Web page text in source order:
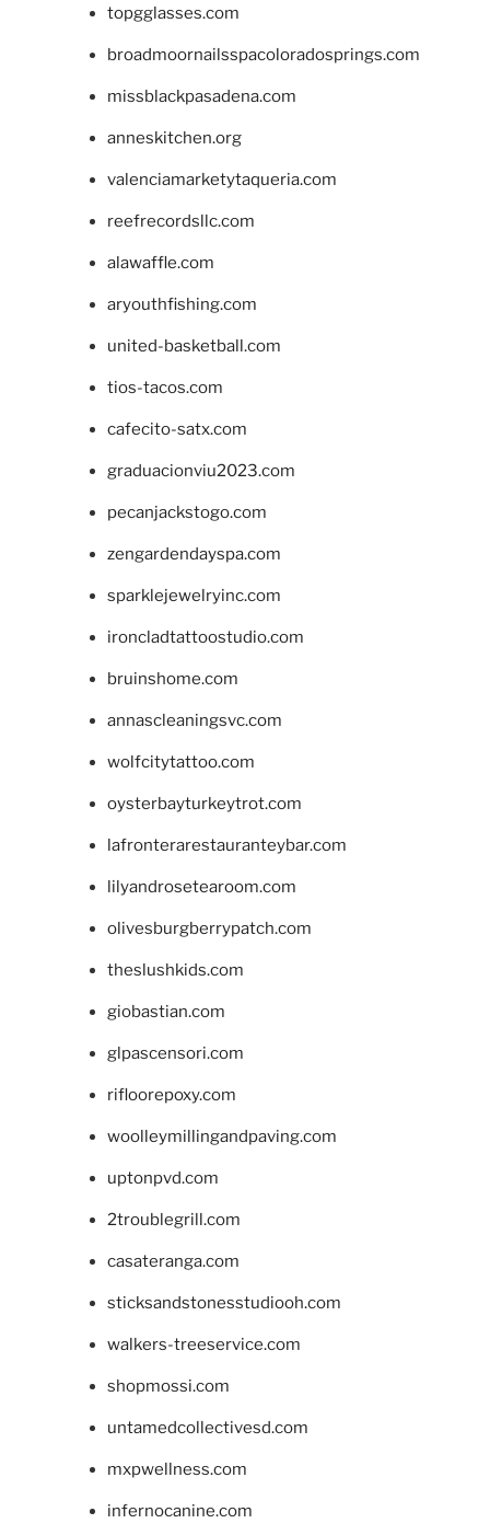
topgglasses.com
broadmoornailsspacoloradosprings.com
missblackpasadena.com
anneskitchen.org
valenciamarketytaqueria.com
reefrecordsllc.com
alawaffle.com
aryouthfishing.com
united-basketball.com
tios-tacos.com
cafecito-satx.com
graduacionviu2023.com
pecanjackstogo.com
zengardendayspa.com
sparklejewelryinc.com
ironcladtattoostudio.com
bruinshome.com
annascleaningsvc.com
wolfcitytattoo.com
oysterbayturkeytrot.com
lafronterarestauranteybar.com
lilyandrosetearoom.com
olivesburgberrypatch.com
theslushkids.com
giobastian.com
glpascensori.com
rifloorepoxy.com
woolleymillingandpaving.com
uptonpvd.com
2troublegrill.com
casateranga.com
sticksandstonesstudiooh.com
walkers-treeservice.com
shopmossi.com
untamedcollectivesd.com
mxpwellness.com
infernocanine.com